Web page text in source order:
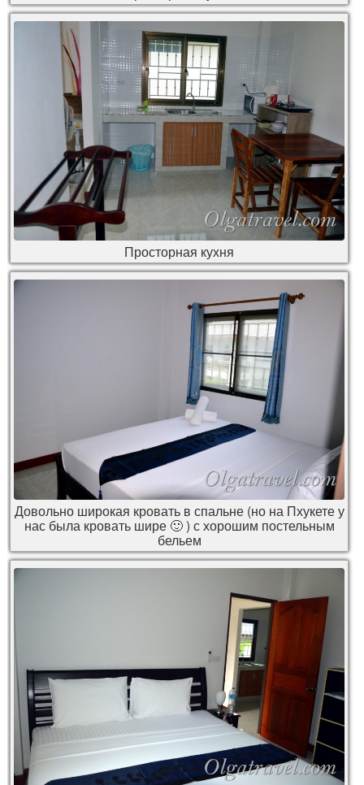
Просторная кухня
Довольно широкая кровать в спальне (но на Пхукете у
нас была кровать шире 🙂 ) с хорошим постельным
бельем